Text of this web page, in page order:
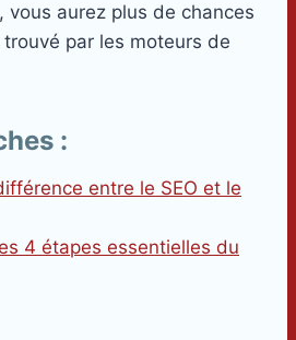
vous aurez plus de chances
par les moteurs de
:
entre le SEO et le
4 étapes essentielles du